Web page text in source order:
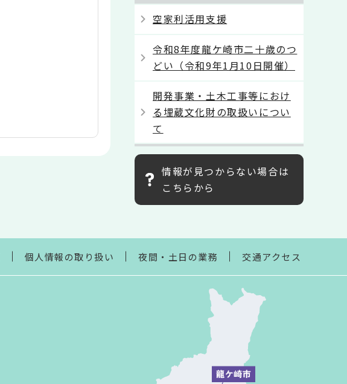
空家利活用支援
令和8年度龍ケ崎市二十歳のつ
どい（令和9年1月10日開催）
開発事業・土木工事等におけ
る埋蔵文化財の取扱いについ
て
情報が見つからない場合は
こちらから
個人情報の取り扱い 夜間・土日の業務 交通アクセス